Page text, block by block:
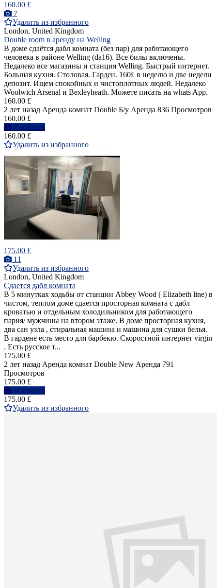
160.00 £
7
Удалить из избранного
London, United Kingdom
Double room в аренду на Welling
В доме сдаётся дабл комната (без пар) для работающего
человека в районе Welling (da16). Все билы включены.
Недалеко все магазины и станция Welling. Быстрый интернет.
Большая кухня. Столовая. Гарден. 160£ в неделю и две недели
депозит. Ищем спокойных и чистоплотных людей. Недалеко
Woolwich Arsenal и Bexleyheath. Можете писать на whats App.
160.00 £
2 лет назад Аренда комнат Double Б/у Аренда 836 Просмотров
160.00 £
Написать
160.00 £
Удалить из избранного
175.00 £
11
Удалить из избранного
London, United Kingdom
Сдается дабл комната
В 5 минутках ходьбы от станции Abbey Wood ( Elizabeth line) в
чистом, теплом доме сдается просторная комната с дабл
кроватью и отдельным холодильником для работающего
парня/ мужчины на втором этаже. В доме просторная кухня,
два сан узла , стиральная машина и машина для сушки белья.
В гардене есть место для барбекю. Скоростной интернет virgin
. Есть русское т...
175.00 £
2 лет назад Аренда комнат Double New Аренда 791
Просмотров
175.00 £
Написать
175.00 £
Удалить из избранного